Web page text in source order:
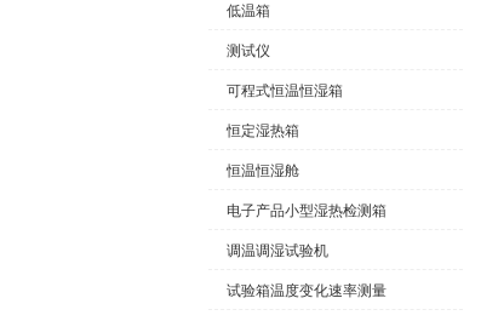
低温箱
测试仪
可程式恒温恒湿箱
恒定湿热箱
恒温恒湿舱
电子产品小型湿热检测箱
调温调湿试验机
试验箱温度变化速率测量